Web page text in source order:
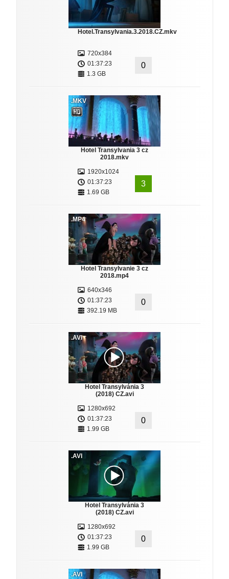
Hotel.Transylvania.3.2018.CZ.mkv
720x384
01:37:23
1.3 GB
0
.MKV
Hotel Transylvania 3 cz
2018.mkv
1920x1024
01:37:23
1.69 GB
3
.MP4
Hotel Transylvanie 3 cz
2018.mp4
640x346
01:37:23
392.19 MB
0
.AVI
Hotel Transylvánia 3
(2018) CZ.avi
1280x692
01:37:23
1.99 GB
0
.AVI
Hotel Transylvánia 3
(2018) CZ.avi
1280x692
01:37:23
1.99 GB
0
.AVI